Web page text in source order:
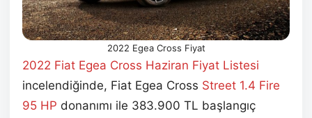
2022 Egea Cross Fiyat
2022 Fiat Egea Cross Haziran Fiyat Listesi
incelendiğinde, Fiat Egea Cross Street 1.4 Fire
95 HP donanımı ile 383.900 TL başlangıç